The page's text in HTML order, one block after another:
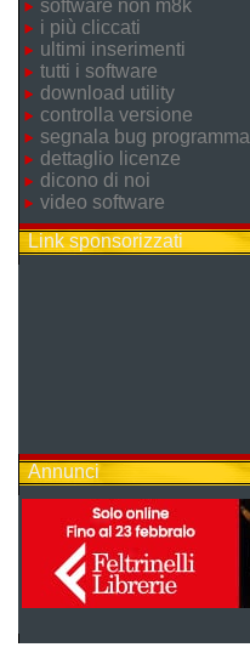
software non m8k
i più cliccati
ultimi inserimenti
tutti i software
download utility
controlla versione
segnala bug programma
dettaglio licenze
dicono di noi
video software
Link sponsorizzati
Annunci